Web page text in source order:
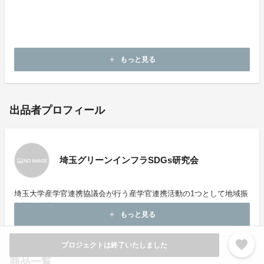
プロジェクトは終了いたしました favorite
add もっと見る
出品者プロフィール
埼玉グリーンインフラSDGs研究会
埼玉大学産学官連携協議会が行う産学官連携活動の1つとして地域振
興策を研究しています。
add もっと見る